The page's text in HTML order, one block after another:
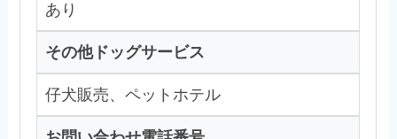
あり
その他ドッグサービス
仔犬販売、ペットホテル